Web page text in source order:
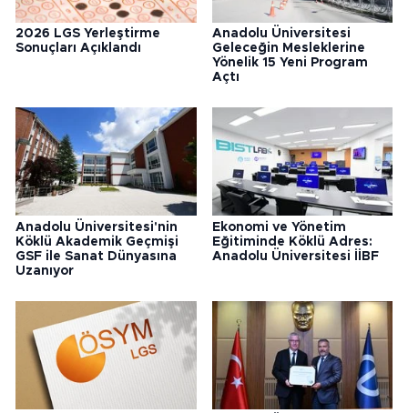
2026 LGS Yerleştirme
Sonuçları Açıklandı
Anadolu Üniversitesi
Geleceğin Mesleklerine
Yönelik 15 Yeni Program
Açtı
Anadolu Üniversitesi'nin
Köklü Akademik Geçmişi
GSF ile Sanat Dünyasına
Uzanıyor
Ekonomi ve Yönetim
Eğitiminde Köklü Adres:
Anadolu Üniversitesi İİBF